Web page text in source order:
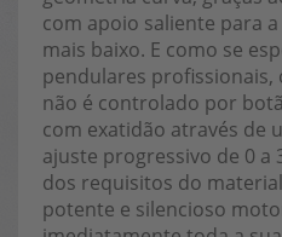
com apoio saliente para
mais baixo. E como se
pendulares
não é controlado por
com exatidão através de
ajuste progressivo de 0 a
dos requisitos do
potente e silencioso